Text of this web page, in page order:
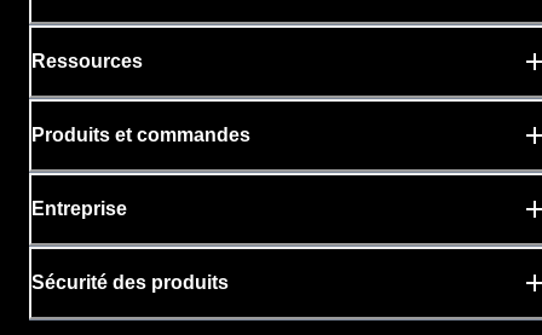
Ressources
Produits et commandes
Entreprise
Sécurité des produits